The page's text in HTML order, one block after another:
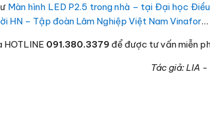
Màn hình LED P2.5 trong nhà – tại Đại học
HN – Tập đoàn Lâm Nghiệp Việt Nam Vinafor…
HOTLINE 091.380.3379 để được tư vấn miễn
Tác giả:LIA -